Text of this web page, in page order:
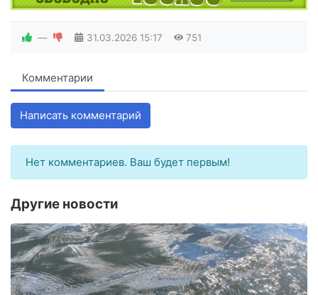
— 31.03.2026 15:17 751
Комментарии
Написать комментарий
Нет комментариев. Ваш будет первым!
Другие новости